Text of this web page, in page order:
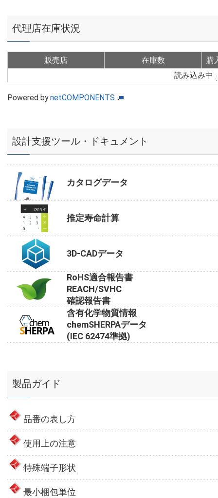
代理店在庫状況
販売店 在庫数
購
読み込み中
Powered bynetCOMPONENTS
設計支援ツール・ドキュメント
カタログデータ
推定寿命計算
3D-CADデータ
RoHS適合報告書
REACH/SVHC
確認報告書
含有化学物質情報
chemSHERPAデータ
(IEC 62474準拠)
製品ガイド
品番の表し方
使用上の注意
特殊端子形状
最小梱包単位